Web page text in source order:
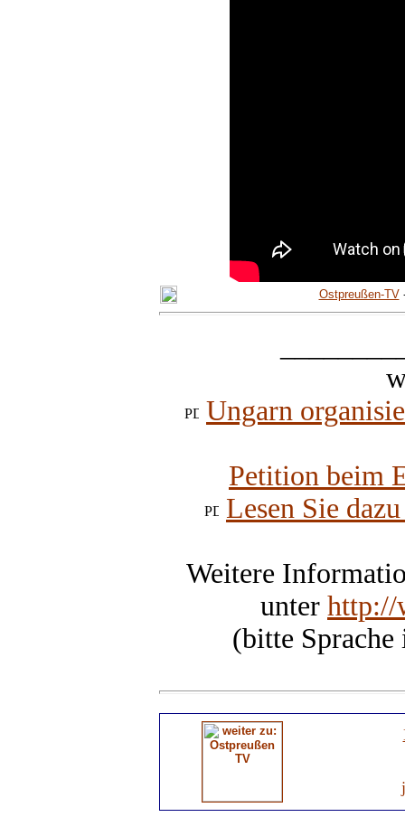
Ostpreußen-TV
Ungarn
Petition beim
Lesen Sie
Weitere
unter http://
(bitte